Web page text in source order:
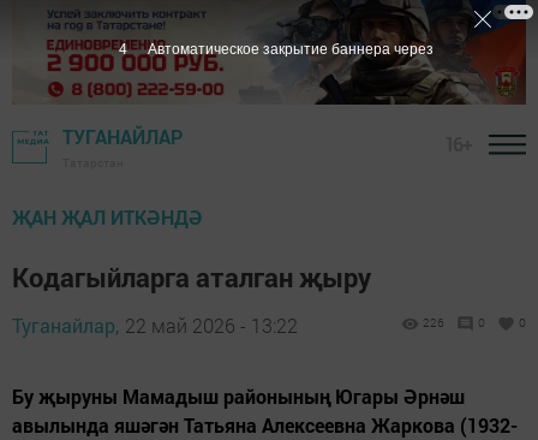
ТУГАНАЙЛАР
ҖАН ҖАЛ ИТКӘНДӘ
Кодагыйларга аталган җыру
Туганайлар, 22 май 2026 - 13:22 226 0 0
Бу җыруны Мамадыш районының Югары Әрнәш
авылында яшәгән Татьяна Алексеевна Жаркова (1932-
2 Автоматическое закрытие баннера через